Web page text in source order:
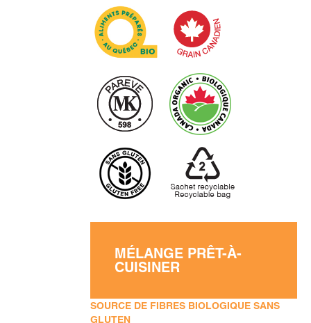
MÉLANGE PRÊT-À-
CUISINER
SOURCE DE FIBRES BIOLOGIQUE SANS
GLUTEN